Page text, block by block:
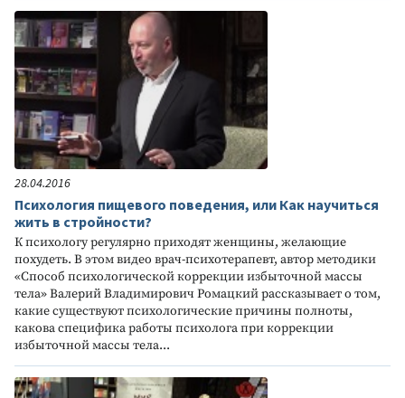
28.04.2016
Психология пищевого поведения, или Как научиться
жить в стройности?
К психологу регулярно приходят женщины, желающие
похудеть. В этом видео врач-психотерапевт, автор методики
«Способ психологической коррекции избыточной массы
тела» Валерий Владимирович Ромацкий рассказывает о том,
какие существуют психологические причины полноты,
какова специфика работы психолога при коррекции
избыточной массы тела...